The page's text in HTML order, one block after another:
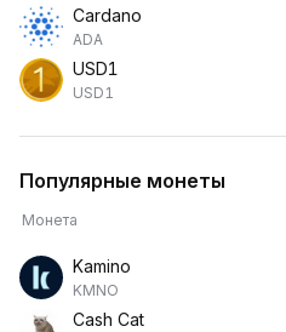
Cardano
ADA
USD1
USD1
Популярные монеты
Монета
Kamino
KMNO
Cash Cat